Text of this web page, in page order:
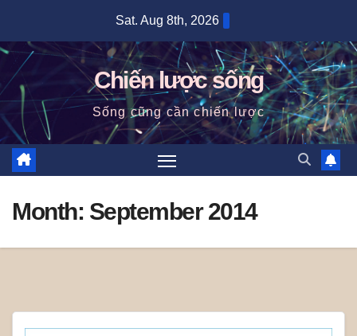
content
Sat. Aug 8th, 2026
Chiến lược sống
Sống cũng cần chiến lược
Month: September 2014